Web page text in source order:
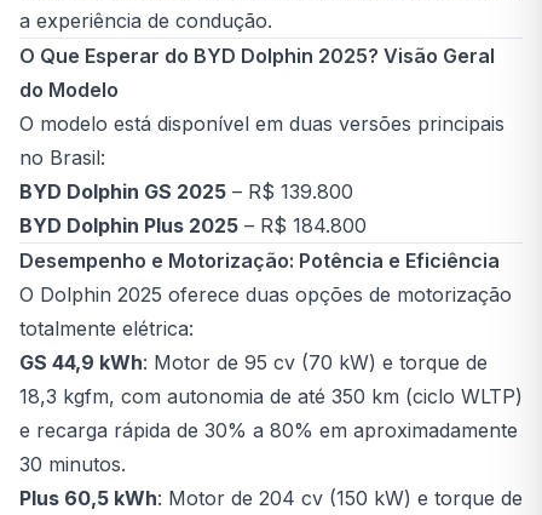
a experiência de condução.
O Que Esperar do BYD Dolphin 2025? Visão Geral
do Modelo
O modelo está disponível em duas versões principais
no Brasil:
BYD Dolphin GS 2025 – R$ 139.800
BYD Dolphin Plus 2025 – R$ 184.800
Desempenho e Motorização: Potência e Eficiência
O Dolphin 2025 oferece duas opções de motorização
totalmente elétrica:
GS 44,9 kWh: Motor de 95 cv (70 kW) e torque de
18,3 kgfm, com autonomia de até 350 km (ciclo WLTP)
e recarga rápida de 30% a 80% em aproximadamente
30 minutos.
Plus 60,5 kWh: Motor de 204 cv (150 kW) e torque de